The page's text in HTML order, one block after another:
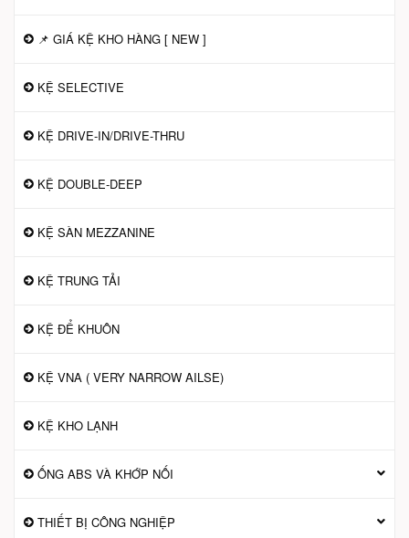
📌 GIÁ KỆ KHO HÀNG [ NEW ]
KỆ SELECTIVE
KỆ DRIVE-IN/DRIVE-THRU
KỆ DOUBLE-DEEP
KỆ SÀN MEZZANINE
KỆ TRUNG TẢI
KỆ ĐỂ KHUÔN
KỆ VNA ( VERY NARROW AILSE)
KỆ KHO LẠNH
ỐNG ABS VÀ KHỚP NỐI
THIẾT BỊ CÔNG NGHIỆP